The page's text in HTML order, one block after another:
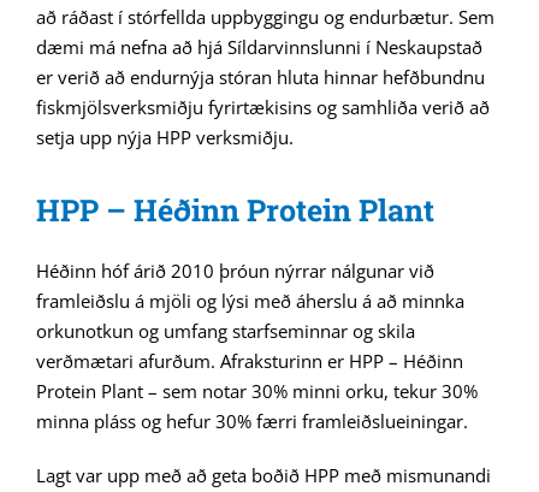
að ráðast í stórfellda uppbyggingu og endurbætur. Sem
dæmi má nefna að hjá Síldarvinnslunni í Neskaupstað
er verið að endurnýja stóran hluta hinnar hefðbundnu
fiskmjölsverksmiðju fyrirtækisins og samhliða verið að
setja upp nýja HPP verksmiðju.
HPP – Héðinn Protein Plant
Héðinn hóf árið 2010 þróun nýrrar nálgunar við
framleiðslu á mjöli og lýsi með áherslu á að minnka
orkunotkun og umfang starfseminnar og skila
verðmætari afurðum. Afraksturinn er HPP – Héðinn
Protein Plant – sem notar 30% minni orku, tekur 30%
minna pláss og hefur 30% færri framleiðslueiningar.
Lagt var upp með að geta boðið HPP með mismunandi